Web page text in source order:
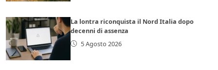
La lontra riconquista il Nord Italia dopo
decenni di assenza
5 Agosto 2026